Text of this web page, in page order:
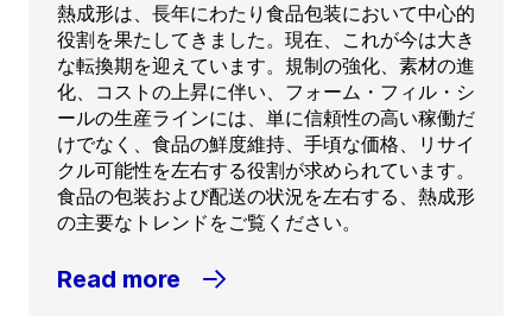
熱成形は、長年にわたり食品包装において中心的
役割を果たしてきました。現在、これが今は大き
な転換期を迎えています。規制の強化、素材の進
化、コストの上昇に伴い、フォーム・フィル・シ
ールの生産ラインには、単に信頼性の高い稼働だ
けでなく、食品の鮮度維持、手頃な価格、リサイ
クル可能性を左右する役割が求められています。
食品の包装および配送の状況を左右する、熱成形
の主要なトレンドをご覧ください。
Read more